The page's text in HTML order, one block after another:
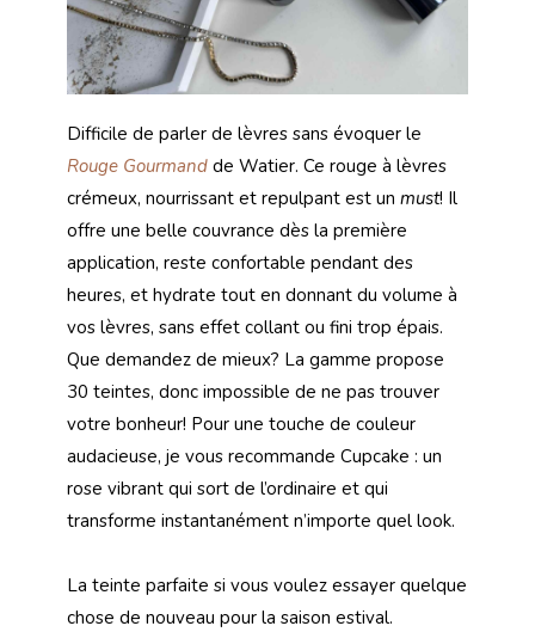
Difficile de parler de lèvres sans évoquer le
Rouge Gourmand de Watier. Ce rouge à lèvres
crémeux, nourrissant et repulpant est un must! Il
offre une belle couvrance dès la première
application, reste confortable pendant des
heures, et hydrate tout en donnant du volume à
vos lèvres, sans effet collant ou fini trop épais.
Que demandez de mieux? La gamme propose
30 teintes, donc impossible de ne pas trouver
votre bonheur! Pour une touche de couleur
audacieuse, je vous recommande Cupcake : un
rose vibrant qui sort de l’ordinaire et qui
transforme instantanément n’importe quel look.
La teinte parfaite si vous voulez essayer quelque
chose de nouveau pour la saison estival.